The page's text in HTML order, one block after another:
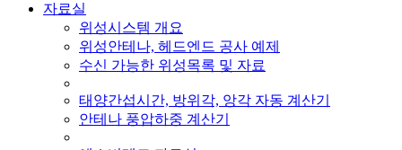
자료실
위성시스템 개요
위성안테나, 헤드엔드 공사 예제
수신 가능한 위성목록 및 자료
태양간섭시간, 방위각, 앙각 자동 계산기
안테나 풍압하중 계산기